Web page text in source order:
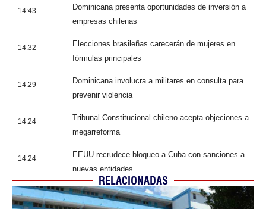
14:43
Dominicana presenta oportunidades de inversión a
empresas chilenas
14:32
Elecciones brasileñas carecerán de mujeres en
fórmulas principales
14:29
Dominicana involucra a militares en consulta para
prevenir violencia
14:24
Tribunal Constitucional chileno acepta objeciones a
megarreforma
14:24
EEUU recrudece bloqueo a Cuba con sanciones a
nuevas entidades
RELACIONADAS